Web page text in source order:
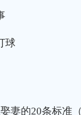
球
妻的20条标准